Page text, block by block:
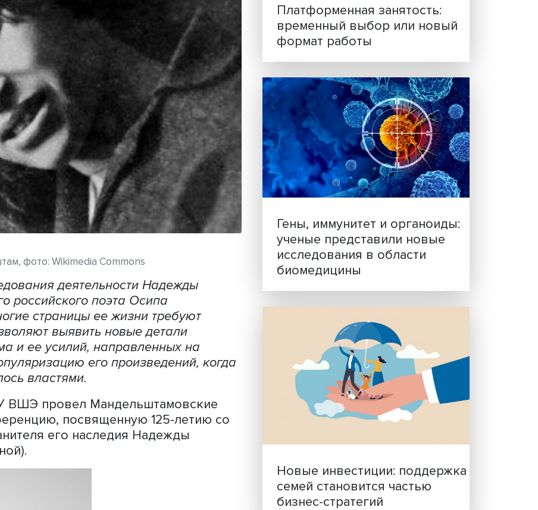
фото: Wikimedia Commons
деятельности Надежды
российского поэта Осипа
многие страницы ее жизни требуют
позволяют выявить новые детали
и популяризацию его произведений, когда
Платформенная
временный выбор или
формат работы
Гены, иммунитет и
ученые представили
исследования в области
биомедицины